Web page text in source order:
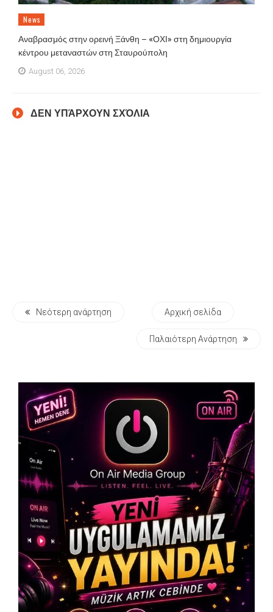
News
Αναβρασμός στην ορεινή Ξάνθη – «ΟΧΙ» στη δημιουργία
κέντρου μεταναστών στη Σταυρούπολη
August 06, 2026
ΔΕΝ ΥΠΆΡΧΟΥΝ ΣΧΌΛΙΑ
Νεότερη ανάρτηση Αρχική σελίδα
Παλαιότερη Ανάρτηση